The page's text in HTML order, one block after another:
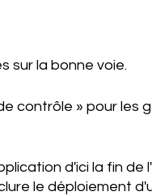
sur la bonne voie.
contrôle » pour les
d'ici la fin de
le déploiement